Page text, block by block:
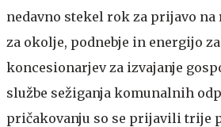
nedavno stekel rok za prijavo
za okolje, podnebje in energijo
koncesionarjev za izvajanje
službe sežiganja komunalnih
pričakovanju so se prijavili trije